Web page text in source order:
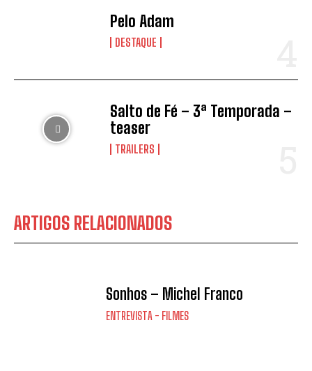
Pelo Adam
DESTAQUE
Salto de Fé – 3ª Temporada –
teaser
TRAILERS
ARTIGOS RELACIONADOS
Sonhos – Michel Franco
ENTREVISTA - FILMES